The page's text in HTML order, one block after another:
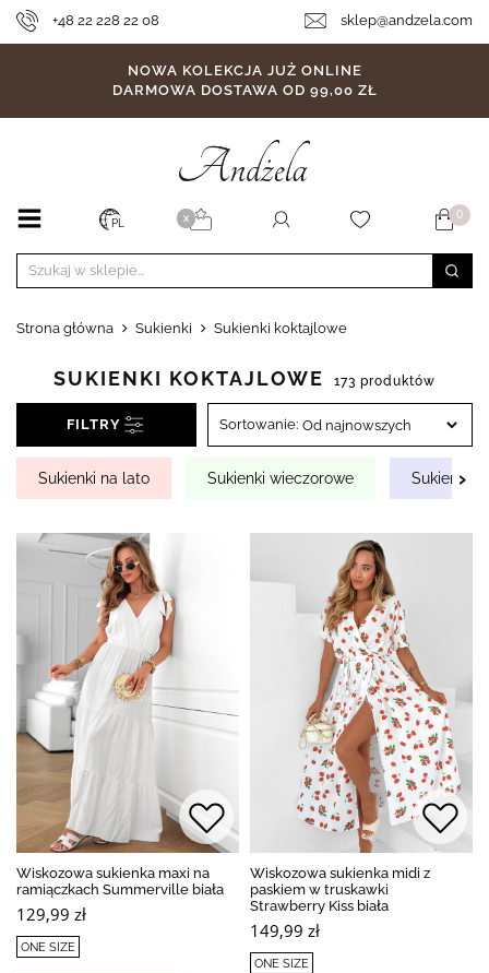
+48 22 228 22 08 sklep@andzela.com
NOWA KOLEKCJA JUŻ ONLINE
DARMOWA DOSTAWA OD 99,00 ZŁ
PL X 0
Strona główna Sukienki Sukienki koktajlowe
SUKIENKI KOKTAJLOWE 173 produktów
FILTRY Sortowanie:
Sukienki na lato Sukienki wieczorowe Sukienki
›
Wiskozowa sukienka maxi na
ramiączkach Summerville biała
129,99 zł
ONE SIZE
Wiskozowa sukienka midi z
paskiem w truskawki
Strawberry Kiss biała
149,99 zł
ONE SIZE